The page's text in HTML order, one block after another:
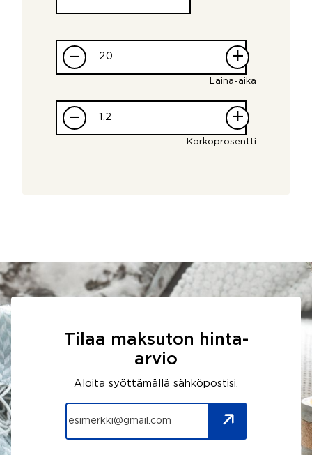
– +
Laina-aika
– +
Korkoprosentti
Tilaa maksuton hinta-
arvio
Aloita syöttämällä sähköpostisi.